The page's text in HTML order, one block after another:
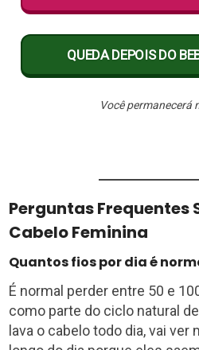
QUEDA DEPOIS DO
Você permanecerá
Perguntas Frequentes
Cabelo Feminina
Quantos fios por dia é
É normal perder entre 50 e
como parte do ciclo natural
lava o cabelo todo dia, vai